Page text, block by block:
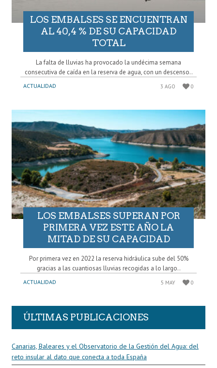
LOS EMBALSES SE ENCUENTRAN
AL 40,4 % DE SU CAPACIDAD
TOTAL
La falta de lluvias ha provocado la undécima semana
consecutiva de caída en la reserva de agua, con un descenso..
ACTUALIDAD 3 AGO 0
LOS EMBALSES SUPERAN POR
PRIMERA VEZ ESTE AÑO LA
MITAD DE SU CAPACIDAD
Por primera vez en 2022 la reserva hidráulica sube del 50%
gracias a las cuantiosas lluvias recogidas a lo largo..
ACTUALIDAD 5 MAY 0
ÚLTIMAS PUBLICACIONES
Canarias, Baleares y el Observatorio de la Gestión del Agua: del
reto insular al dato que conecta a toda España